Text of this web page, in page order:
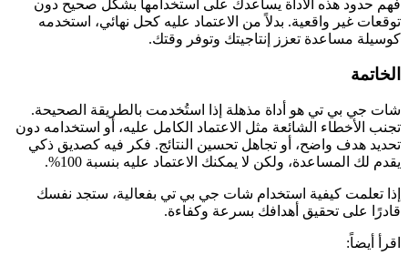
فهم حدود هذه الأداة يساعدك على استخدامها بشكل صحيح دون
توقعات غير واقعية. بدلاً من الاعتماد عليه كحل نهائي، استخدمه
كوسيلة مساعدة تعزز إنتاجيتك وتوفر وقتك.
الخاتمة
شات جي بي تي هو أداة مذهلة إذا استُخدمت بالطريقة الصحيحة.
تجنب الأخطاء الشائعة مثل الاعتماد الكامل عليه، أو استخدامه دون
تحديد هدف واضح، أو تجاهل تحسين النتائج. فكر فيه كصديق ذكي
يقدم لك المساعدة، ولكن لا يمكنك الاعتماد عليه بنسبة 100%.
إذا تعلمت كيفية استخدام شات جي بي تي بفعالية، ستجد نفسك
قادرًا على تحقيق أهدافك بسرعة وكفاءة.
اقرأ أيضاً: